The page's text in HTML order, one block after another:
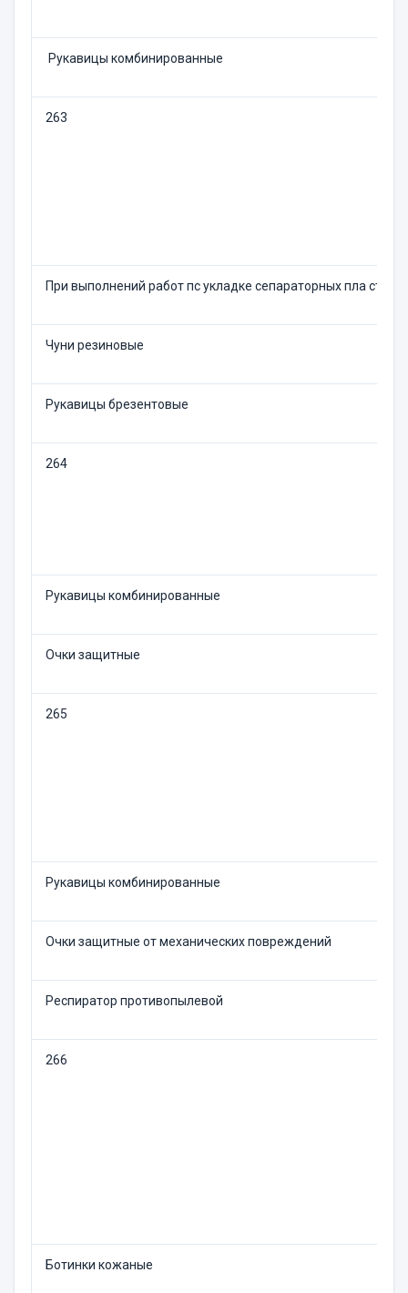
Рукавицы комбинированные
263
При выполнений работ пс укладке сепараторных пла
Чуни резиновые
Рукавицы брезентовые
264
Рукавицы комбинированные
Очки защитные
265
Рукавицы комбинированные
Очки защитные от механических повреждений
Респиратор противопылевой
266
Ботинки кожаные